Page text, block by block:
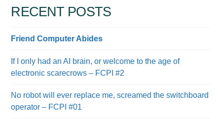
RECENT POSTS
Friend Computer Abides
If I only had an AI brain, or welcome to the age of
electronic scarecrows – FCPI #2
No robot will ever replace me, screamed the switchboard
operator – FCPI #01